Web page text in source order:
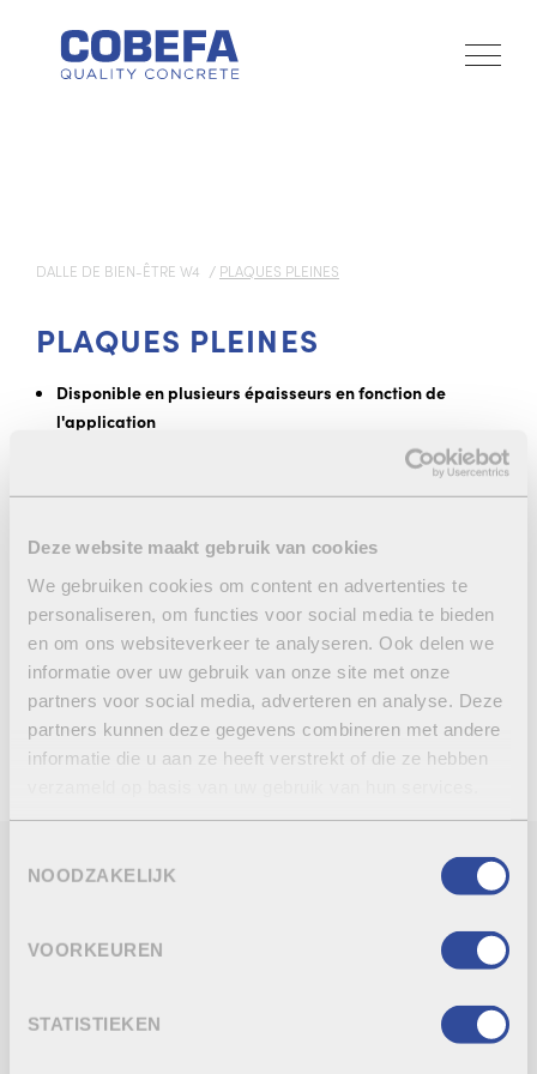
Deze website maakt gebruik van cookies
We gebruiken cookies om content en advertenties te
personaliseren, om functies voor social media te bieden
en om ons websiteverkeer te analyseren. Ook delen we
informatie over uw gebruik van onze site met onze
partners voor social media, adverteren en analyse. Deze
partners kunnen deze gegevens combineren met andere
informatie die u aan ze heeft verstrekt of die ze hebben
NOODZAKELIJK
VOORKEUREN
STATISTIEKEN
DALLE DE BIEN-ÊTRE W4 PLAQUES PLEINES
PLAQUES PLEINES
Disponible en plusieurs épaisseurs en fonction de
l'application
Les plaques pleines de 10 cm sont utilisées dans le
Les plaques de 5 cm sont toujours non-finies
RETOUR À L’APERÇU
CONTACTEZ-NOUS